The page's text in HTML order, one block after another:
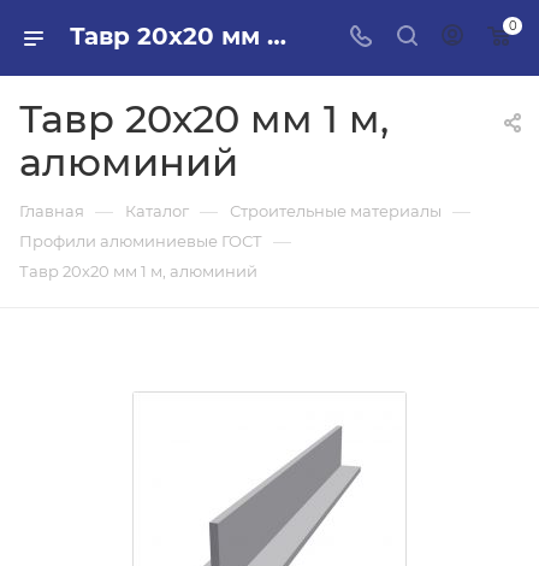
Тавр 20х20 мм 1 м, алюминий в ПИЛОН — купить стройматериалы в интернет-магазине ПИЛОН с доставкой оптом и в розницу 0
Тавр 20х20 мм 1 м,
алюминий
Главная — Каталог — Строительные материалы —
Профили алюминиевые ГОСТ —
Тавр 20х20 мм 1 м, алюминий